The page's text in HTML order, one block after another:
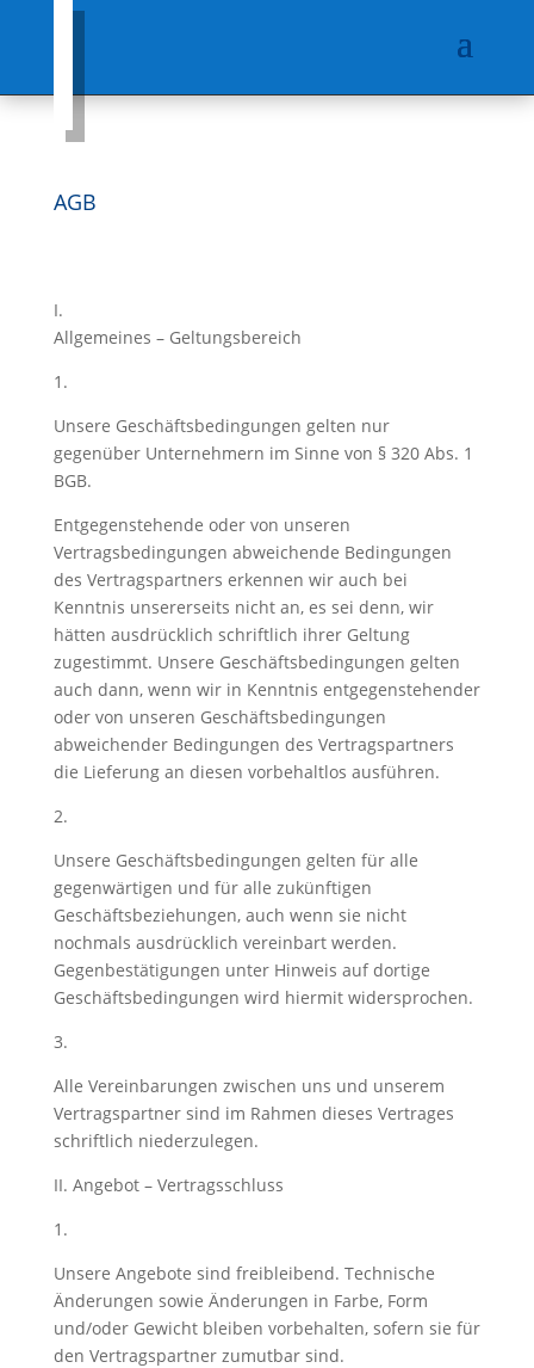
AGB
I.
Allgemeines – Geltungsbereich
1.
Unsere Geschäftsbedingungen gelten nur
gegenüber Unternehmern im Sinne von § 320 Abs. 1
BGB.
Entgegenstehende oder von unseren
Vertragsbedingungen abweichende Bedingungen
des Vertragspartners erkennen wir auch bei
Kenntnis unsererseits nicht an, es sei denn, wir
hätten ausdrücklich schriftlich ihrer Geltung
zugestimmt. Unsere Geschäftsbedingungen gelten
auch dann, wenn wir in Kenntnis entgegenstehender
oder von unseren Geschäftsbedingungen
abweichender Bedingungen des Vertragspartners
die Lieferung an diesen vorbehaltlos ausführen.
2.
Unsere Geschäftsbedingungen gelten für alle
gegenwärtigen und für alle zukünftigen
Geschäftsbeziehungen, auch wenn sie nicht
nochmals ausdrücklich vereinbart werden.
Gegenbestätigungen unter Hinweis auf dortige
Geschäftsbedingungen wird hiermit widersprochen.
3.
Alle Vereinbarungen zwischen uns und unserem
Vertragspartner sind im Rahmen dieses Vertrages
schriftlich niederzulegen.
II. Angebot – Vertragsschluss
1.
Unsere Angebote sind freibleibend. Technische
Änderungen sowie Änderungen in Farbe, Form
und/oder Gewicht bleiben vorbehalten, sofern sie für
den Vertragspartner zumutbar sind.